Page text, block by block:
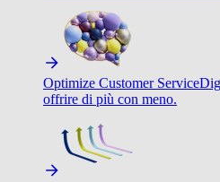
Optimize Customer Service
offrire di più con meno.